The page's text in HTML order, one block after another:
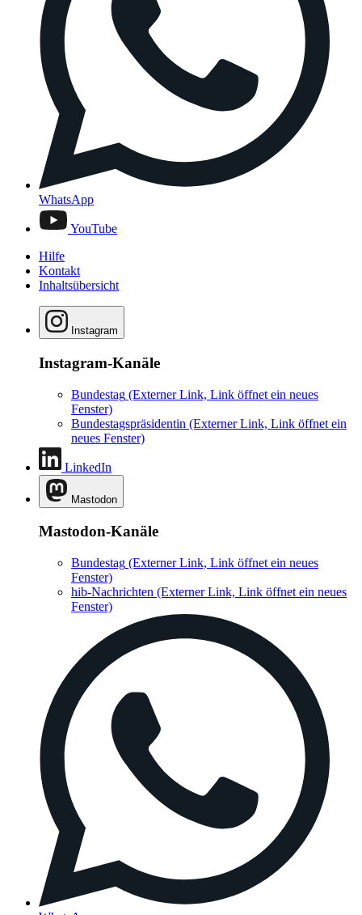
WhatsApp
YouTube
Hilfe
Kontakt
Inhaltsübersicht
Instagram
Instagram-Kanäle
Bundestag (Externer Link, Link öffnet ein neues
Fenster)
Bundestagspräsidentin (Externer Link, Link öffnet ein
neues Fenster)
LinkedIn
Mastodon
Mastodon-Kanäle
Bundestag (Externer Link, Link öffnet ein neues
Fenster)
hib-Nachrichten (Externer Link, Link öffnet ein neues
Fenster)